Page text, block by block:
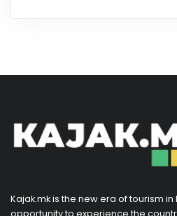
Kajak.mk is the new era of tourism